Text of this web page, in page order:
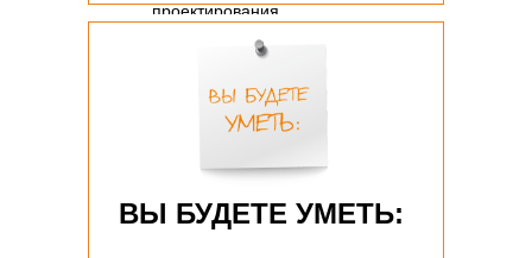
проектирования.
ВЫ БУДЕТЕ УМЕТЬ: